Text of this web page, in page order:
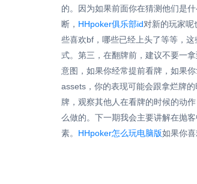
的。因为如果前面你在猜测他们是
断， HHpoker俱乐部id对新的玩家
些喜欢bf，哪些已经上头了等等，
式。第三，在翻牌前，建议不要一
意图，如果你经常提前看牌，如果
assets，你的表现可能会跟拿烂牌
牌，观察其他人在看牌的时候的动
么做的。下一期我会主要讲解在抛
素。 HHpoker怎么玩电脑版如果你